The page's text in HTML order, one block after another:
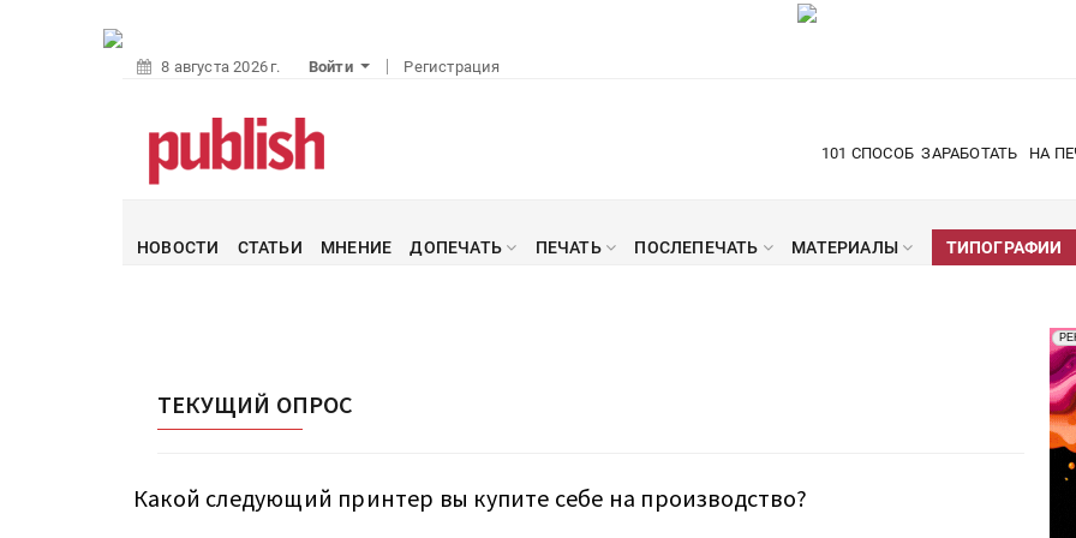
8 августа 2026 г. Войти Регистрация
101 СПОСОБ ЗАРАБОТАТЬ НА
НОВОСТИ СТАТЬИ МНЕНИЕ ДОПЕЧАТЬ ПЕЧАТЬ ПОСЛЕПЕЧАТЬ МАТЕРИАЛЫ ТИПОГРАФИИ
ТЕКУЩИЙ ОПРОC
Какой следующий принтер вы купите себе на производство?